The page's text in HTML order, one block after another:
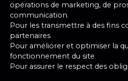
opérations de marketing, de
communication.
Pour les transmettre à des fins
partenaires
Pour améliorer et optimiser la
fonctionnement du site
Pour assurer le respect des